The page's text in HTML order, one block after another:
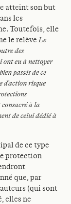
atteint son but
les
Toutefois, elle
le relèveLe
des
ont eu à nettoyer
passés de ce
d’action risque
à la
de celui dédié à
de ce type
protection
que, par
(qui sont
elles ne